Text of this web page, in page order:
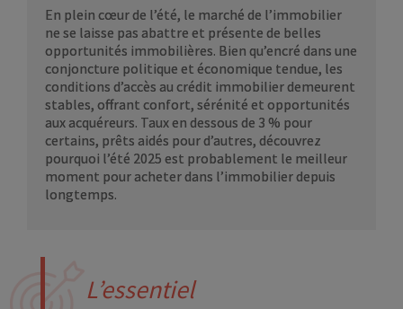
En plein cœur de l’été, le marché de l’immobilier
ne se laisse pas abattre et présente de belles
opportunités immobilières. Bien qu’encré dans une
conjoncture politique et économique tendue, les
conditions d’accès au crédit immobilier demeurent
stables, offrant confort, sérénité et opportunités
aux acquéreurs. Taux en dessous de 3 % pour
certains, prêts aidés pour d’autres, découvrez
pourquoi l’été 2025 est probablement le meilleur
moment pour acheter dans l’immobilier depuis
longtemps.
L’essentiel